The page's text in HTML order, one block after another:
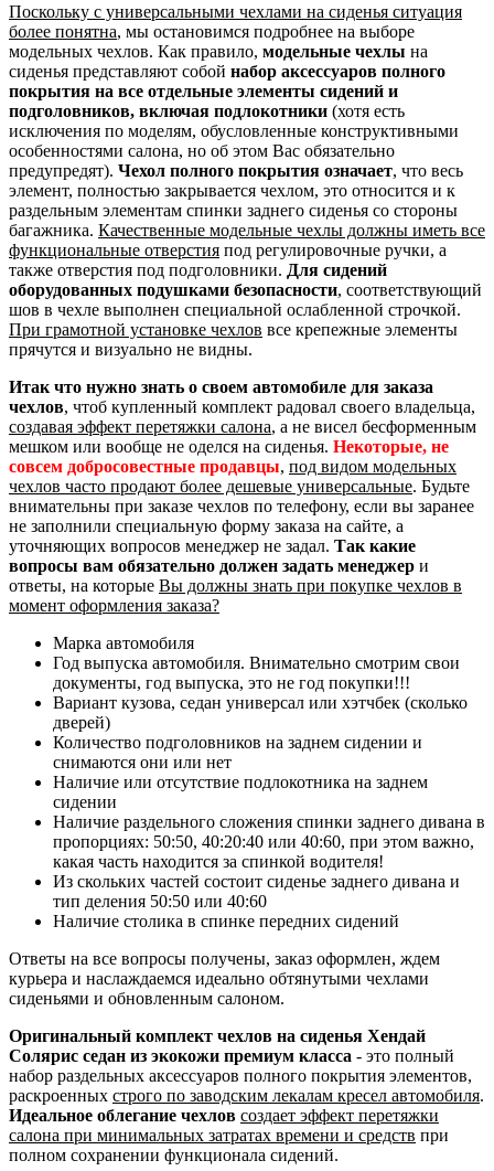
Поскольку с универсальными чехлами на сиденья ситуация
более понятна, мы остановимся подробнее на выборе
модельных чехлов. Как правило, модельные чехлы на
сиденья представляют собой набор аксессуаров полного
покрытия на все отдельные элементы сидений и
подголовников, включая подлокотники (хотя есть
исключения по моделям, обусловленные конструктивными
особенностями салона, но об этом Вас обязательно
предупредят). Чехол полного покрытия означает, что весь
элемент, полностью закрывается чехлом, это относится и к
раздельным элементам спинки заднего сиденья со стороны
багажника. Качественные модельные чехлы должны иметь все
функциональные отверстия под регулировочные ручки, а
также отверстия под подголовники. Для сидений
оборудованных подушками безопасности, соответствующий
шов в чехле выполнен специальной ослабленной строчкой.
При грамотной установке чехлов все крепежные элементы
прячутся и визуально не видны.
Итак что нужно знать о своем автомобиле для заказа
чехлов, чтоб купленный комплект радовал своего владельца,
создавая эффект перетяжки салона, а не висел бесформенным
мешком или вообще не оделся на сиденья. Некоторые, не
совсем добросовестные продавцы, под видом модельных
чехлов часто продают более дешевые универсальные. Будьте
внимательны при заказе чехлов по телефону, если вы заранее
не заполнили специальную форму заказа на сайте, а
уточняющих вопросов менеджер не задал. Так какие
вопросы вам обязательно должен задать менеджер и
ответы, на которые Вы должны знать при покупке чехлов в
момент оформления заказа?
Марка автомобиля
Год выпуска автомобиля. Внимательно смотрим свои
документы, год выпуска, это не год покупки!!!
Вариант кузова, седан универсал или хэтчбек (сколько
дверей)
Количество подголовников на заднем сидении и
снимаются они или нет
Наличие или отсутствие подлокотника на заднем
сидении
Наличие раздельного сложения спинки заднего дивана в
пропорциях: 50:50, 40:20:40 или 40:60, при этом важно,
какая часть находится за спинкой водителя!
Из скольких частей состоит сиденье заднего дивана и
тип деления 50:50 или 40:60
Наличие столика в спинке передних сидений
Ответы на все вопросы получены, заказ оформлен, ждем
курьера и наслаждаемся идеально обтянутыми чехлами
сиденьями и обновленным салоном.
Оригинальный комплект чехлов на сиденья Хендай
Солярис седан из экокожи премиум класса - это полный
набор раздельных аксессуаров полного покрытия элементов,
раскроенных строго по заводским лекалам кресел автомобиля.
Идеальное облегание чехлов создает эффект перетяжки
салона при минимальных затратах времени и средств при
полном сохранении функционала сидений.